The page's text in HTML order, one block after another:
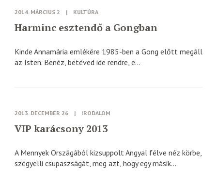
2014. MÁRCIUS 2 | KULTÚRA
Harminc esztendő a Gongban
Kinde Annamária emlékére 1985-ben a Gong előtt megáll
az Isten. Benéz, betéved ide rendre, e...
2013. DECEMBER 26 | IRODALOM
VIP karácsony 2013
A Mennyek Országából kizsuppolt Angyal félve néz körbe,
szégyelli csupaszságát, meg azt, hogy egy másik...